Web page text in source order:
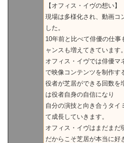
【オフィス・イヴの想い】
現場は多様化され、動画コ
した。
10年前と比べて俳優の仕
ャンスも増えてきています。
オフィス・イヴでは俳優マ
で映像コンテンツを制作す
役者が芝居ができる回数を
は役者自身の自信になり
自分の演技と向き合うタイ
て成長していきます。
オフィス・イヴはまだまだ
だからこそ芝居が本当に好